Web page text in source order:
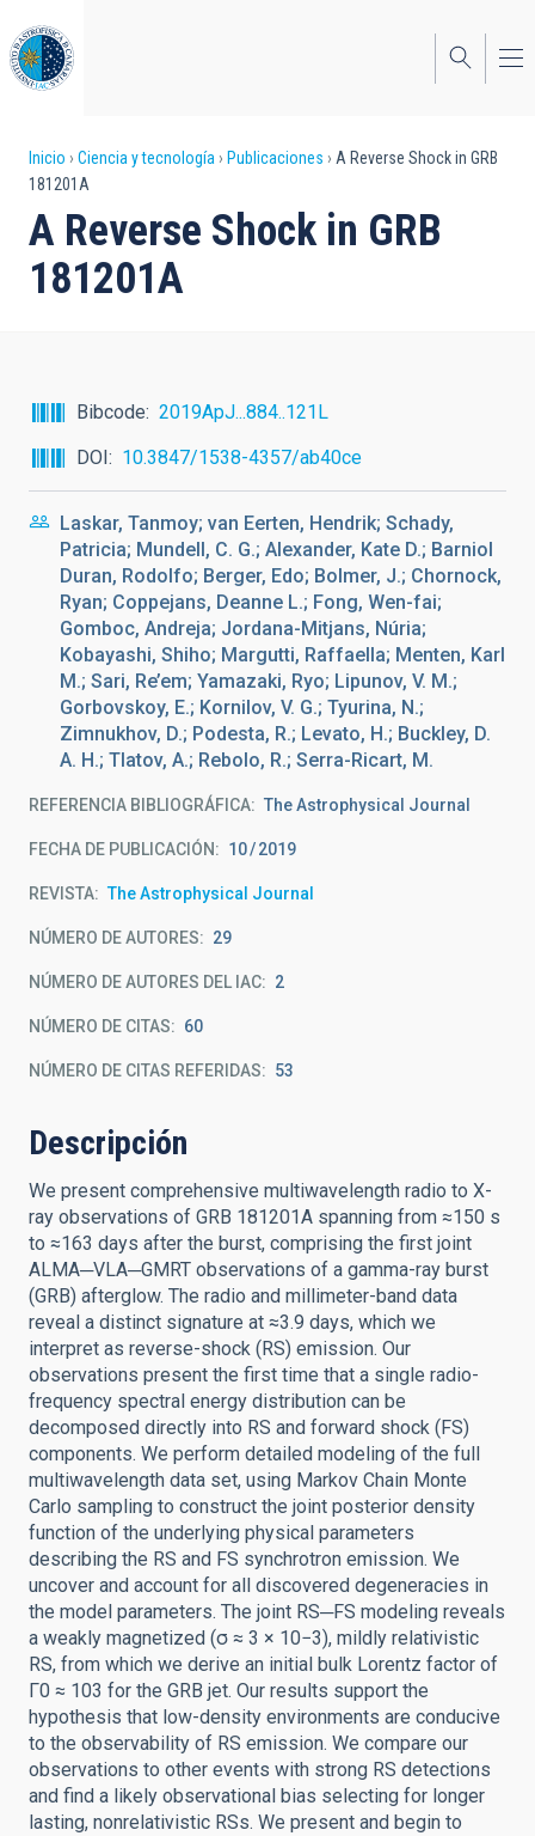
al
contenido
principal
Sobrescribir
enlaces
de
ayuda
navegación
Inicio Ciencia y tecnología Publicaciones
A Reverse Shock in GRB
181201A
A Reverse Shock in GRB
181201A
Bibcode
2019ApJ...884..121L
DOI
10.3847/1538-4357/ab40ce
Laskar, Tanmoy; van Eerten, Hendrik; Schady,
Patricia; Mundell, C. G.; Alexander, Kate D.; Barniol
Duran, Rodolfo; Berger, Edo; Bolmer, J.; Chornock,
Ryan; Coppejans, Deanne L.; Fong, Wen-fai;
Gomboc, Andreja; Jordana-Mitjans, Núria;
Kobayashi, Shiho; Margutti, Raffaella; Menten, Karl
M.; Sari, Re’em; Yamazaki, Ryo; Lipunov, V. M.;
Gorbovskoy, E.; Kornilov, V. G.; Tyurina, N.;
Zimnukhov, D.; Podesta, R.; Levato, H.; Buckley, D.
A. H.; Tlatov, A.; Rebolo, R.; Serra-Ricart, M.
REFERENCIA BIBLIOGRÁFICA The Astrophysical Journal
FECHA DE PUBLICACIÓN: 10 2019
REVISTA The Astrophysical Journal
NÚMERO DE AUTORES 29
NÚMERO DE AUTORES DEL IAC 2
NÚMERO DE CITAS 60
NÚMERO DE CITAS REFERIDAS 53
Descripción
We present comprehensive multiwavelength radio to X-
ray observations of GRB 181201A spanning from ≈150 s
to ≈163 days after the burst, comprising the first joint
ALMA─VLA─GMRT observations of a gamma-ray burst
(GRB) afterglow. The radio and millimeter-band data
reveal a distinct signature at ≈3.9 days, which we
interpret as reverse-shock (RS) emission. Our
observations present the first time that a single radio-
frequency spectral energy distribution can be
decomposed directly into RS and forward shock (FS)
components. We perform detailed modeling of the full
multiwavelength data set, using Markov Chain Monte
Carlo sampling to construct the joint posterior density
function of the underlying physical parameters
describing the RS and FS synchrotron emission. We
uncover and account for all discovered degeneracies in
the model parameters. The joint RS─FS modeling reveals
a weakly magnetized (σ ≈ 3 × 10−3), mildly relativistic
RS, from which we derive an initial bulk Lorentz factor of
Γ0 ≈ 103 for the GRB jet. Our results support the
hypothesis that low-density environments are conducive
to the observability of RS emission. We compare our
observations to other events with strong RS detections
and find a likely observational bias selecting for longer
lasting, nonrelativistic RSs. We present and begin to